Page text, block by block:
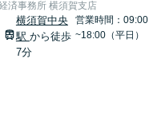
済事務所 横須賀支店
横須賀中央
駅 から徒歩
7分
営業時間：09:00
~18:00（平日）